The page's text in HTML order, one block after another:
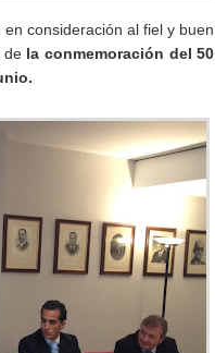
consideración al fiel y buen
de la conmemoración del 50